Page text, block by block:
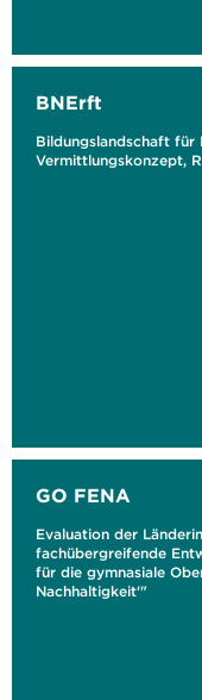
BNErft
Bildungslandschaft für
Vermittlungskonzept,
GO FENA
Evaluation der
fachübergreifende
für die gymnasiale
Nachhaltigkeit'"